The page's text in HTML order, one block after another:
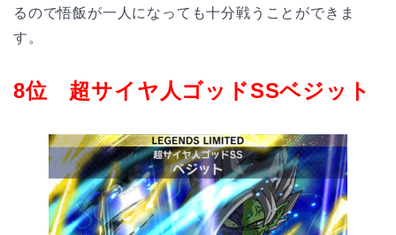
るので悟飯が一人になっても十分戦うことができま
す。
8位 超サイヤ人ゴッドSSベジット